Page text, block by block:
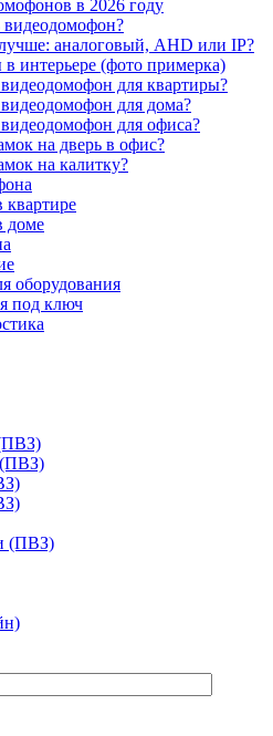
в 2026 году
аналоговый, AHD или IP?
интерьере (фото примерка)
для квартиры?
для дома?
для офиса?
на дверь в офис?
на калитку?
доме
оборудования
под ключ
(ПВЗ)